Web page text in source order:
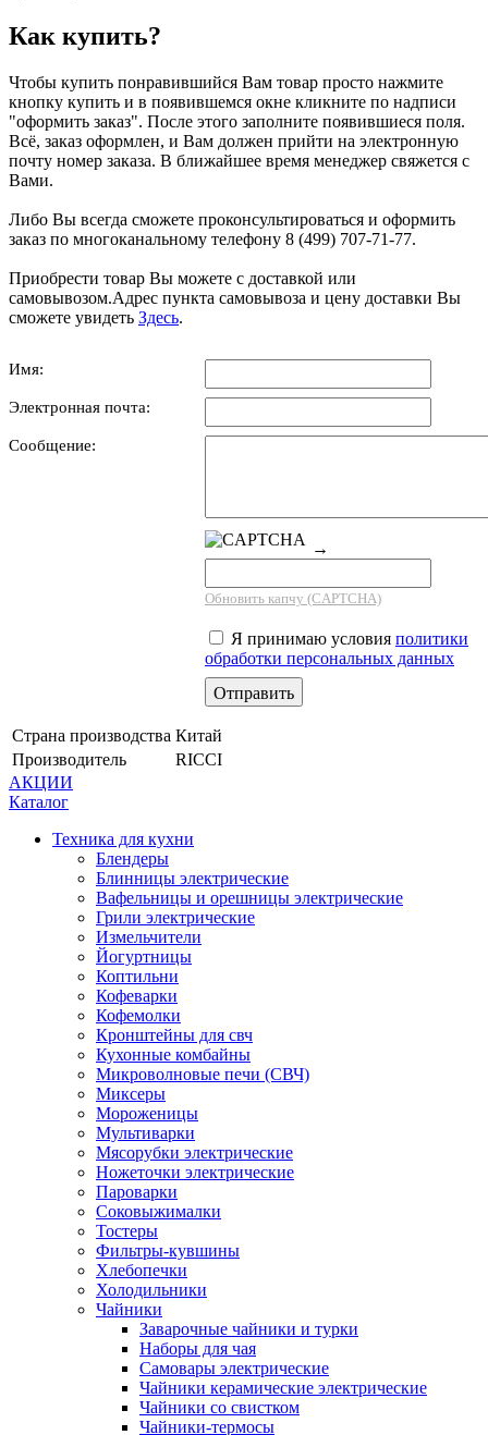
Как купить?
Чтобы купить понравившийся Вам товар просто нажмите
кнопку купить и в появившемся окне кликните по надписи
"оформить заказ". После этого заполните появившиеся поля.
Всё, заказ оформлен, и Вам должен прийти на электронную
почту номер заказа. В ближайшее время менеджер свяжется с
Вами.
Либо Вы всегда сможете проконсультироваться и оформить
заказ по многоканальному телефону 8 (499) 707-71-77.
Приобрести товар Вы можете с доставкой или
самовывозом.Адрес пункта самовывоза и цену доставки Вы
сможете увидеть Здесь.
Имя:
Электронная почта:
Сообщение:
→
Обновить капчу (CAPTCHA)
Я принимаю условия политики
обработки персональных данных
Страна производства Китай
Производитель
RICCI
АКЦИИ
Каталог
Техника для кухни
Блендеры
Блинницы электрические
Вафельницы и орешницы электрические
Грили электрические
Измельчители
Йогуртницы
Коптильни
Кофеварки
Кофемолки
Кронштейны для свч
Кухонные комбайны
Микроволновые печи (СВЧ)
Миксеры
Мороженицы
Мультиварки
Мясорубки электрические
Ножеточки электрические
Пароварки
Соковыжималки
Тостеры
Фильтры-кувшины
Хлебопечки
Холодильники
Чайники
Заварочные чайники и турки
Наборы для чая
Самовары электрические
Чайники керамические электрические
Чайники со свистком
Чайники-термосы